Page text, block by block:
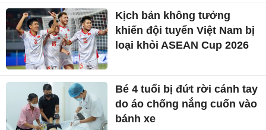
Kịch bản không tưởng
khiến đội tuyển Việt Nam bị
loại khỏi ASEAN Cup 2026
Bé 4 tuổi bị đứt rời cánh tay
do áo chống nắng cuốn vào
bánh xe